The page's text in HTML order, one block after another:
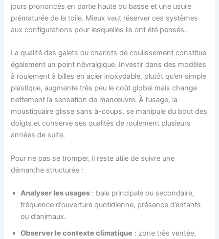
jours prononcés en partie haute ou basse et une usure
prématurée de la toile. Mieux vaut réserver ces systèmes
aux configurations pour lesquelles ils ont été pensés.
La qualité des galets ou chariots de coulissement constitue
également un point névralgique. Investir dans des modèles
à roulement à billes en acier inoxydable, plutôt qu’en simple
plastique, augmente très peu le coût global mais change
nettement la sensation de manœuvre. À l’usage, la
moustiquaire glisse sans à-coups, se manipule du bout des
doigts et conserve ses qualités de roulement plusieurs
années de suite.
Pour ne pas se tromper, il reste utile de suivre une
démarche structurée :
Analyser les usages : baie principale ou secondaire,
fréquence d’ouverture quotidienne, présence d’enfants
ou d’animaux.
Observer le contexte climatique : zone très ventée,